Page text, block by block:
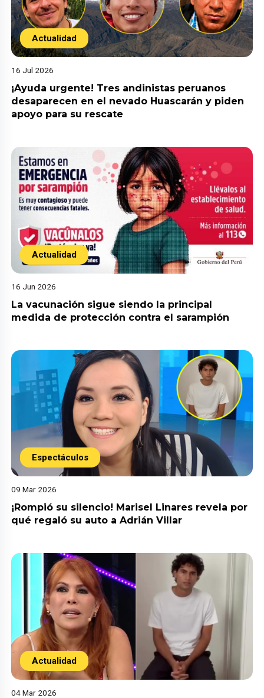
Actualidad
16 Jul 2026
¡Ayuda urgente! Tres andinistas peruanos
desaparecen en el nevado Huascarán y piden
apoyo para su rescate
Actualidad
16 Jun 2026
La vacunación sigue siendo la principal
medida de protección contra el sarampión
Espectáculos
09 Mar 2026
¡Rompió su silencio! Marisel Linares revela por
qué regaló su auto a Adrián Villar
Actualidad
04 Mar 2026